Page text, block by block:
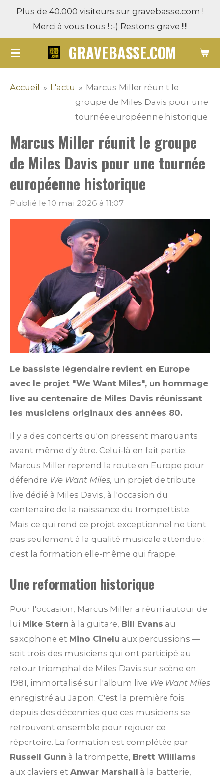
Passer
contenu
principal
GRAVEBASSE.COM
Plus de 40.000 visiteurs sur gravebasse.com !
Merci à vous tous ! :-) Restons grave !!!!
Accueil » L'actu » Marcus Miller réunit le
groupe de Miles Davis pour une
tournée européenne historique
Marcus Miller réunit le groupe
de Miles Davis pour une tournée
européenne historique
Publié le 10 mai 2026 à 11:07
Le bassiste légendaire revient en Europe
avec le projet "We Want Miles", un hommage
live au centenaire de Miles Davis réunissant
les musiciens originaux des années 80.
Il y a des concerts qu'on pressent marquants
avant même d'y être. Celui-là en fait partie.
Marcus Miller reprend la route en Europe pour
défendre We Want Miles, un projet de tribute
live dédié à Miles Davis, à l'occasion du
centenaire de la naissance du trompettiste.
Mais ce qui rend ce projet exceptionnel ne tient
pas seulement à la qualité musicale attendue :
c'est la formation elle-même qui frappe.
Une reformation historique
Pour l'occasion, Marcus Miller a réuni autour de
lui Mike Stern à la guitare, Bill Evans au
saxophone et Mino Cinelu aux percussions —
soit trois des musiciens qui ont participé au
retour triomphal de Miles Davis sur scène en
1981, immortalisé sur l'album live We Want Miles
enregistré au Japon. C'est la première fois
depuis des décennies que ces musiciens se
retrouvent ensemble pour rejouer ce
répertoire. La formation est complétée par
Russell Gunn à la trompette, Brett Williams
aux claviers et Anwar Marshall à la batterie,